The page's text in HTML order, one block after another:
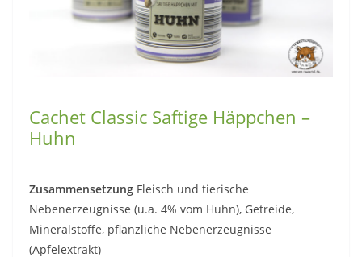
Cachet Classic Saftige Häppchen –
Huhn
Zusammensetzung Fleisch und tierische
Nebenerzeugnisse (u.a. 4% vom Huhn), Getreide,
Mineralstoffe, pflanzliche Nebenerzeugnisse
(Apfelextrakt)